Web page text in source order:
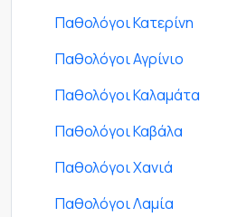
Παθολόγοι Κατερίνη
Παθολόγοι Αγρίνιο
Παθολόγοι Καλαμάτα
Παθολόγοι Καβάλα
Παθολόγοι Χανιά
Παθολόγοι Λαμία